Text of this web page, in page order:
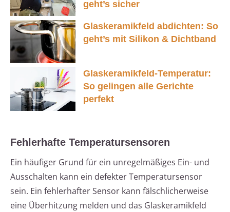
geht’s sicher
Glaskeramikfeld abdichten: So
geht’s mit Silikon & Dichtband
Glaskeramikfeld-Temperatur:
So gelingen alle Gerichte
perfekt
Fehlerhafte Temperatursensoren
Ein häufiger Grund für ein unregelmäßiges Ein- und
Ausschalten kann ein defekter Temperatursensor
sein. Ein fehlerhafter Sensor kann fälschlicherweise
eine Überhitzung melden und das Glaskeramikfeld